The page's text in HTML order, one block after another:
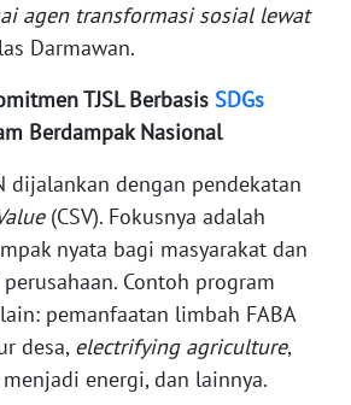
agen transformasi sosial lewat
Darmawan.
TJSL Berbasis SDGs
Berdampak Nasional
dijalankan dengan pendekatan
(CSV). Fokusnya adalah
nyata bagi masyarakat dan
Contoh program
pemanfaatan limbah FABA
desa, electrifying agriculture,
energi, dan lainnya.